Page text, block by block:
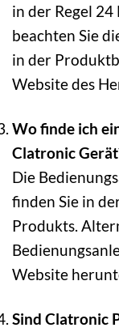
in der Regel
beachten Sie
in der
Website des
Wo finde ich
Clatronic
Die
finden Sie in
Produkts.
Website
Sind Clatronic